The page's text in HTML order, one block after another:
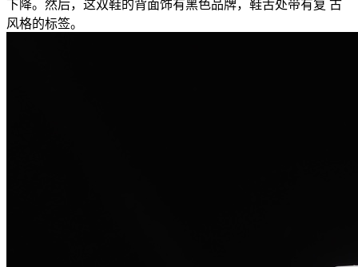
下降。然后，这双鞋的背面饰有黑色品牌，鞋舌处带有复 古
风格的标签。